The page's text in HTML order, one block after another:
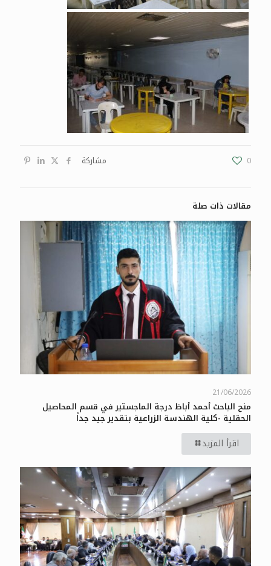
مشاركة 0
مقالات ذات صلة
21/06/2026
منح الباحث أحمد أباظ درجة الماجستير في قسم المحاصيل
الحقلية -كلية الهندسة الزراعية بتقدير جيد جداً
اقرأ المزيد